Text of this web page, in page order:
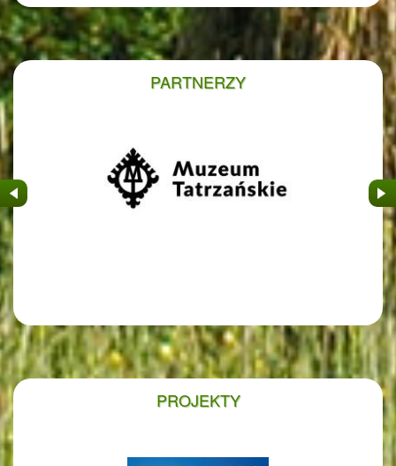
PARTNERZY
&nbsp
PROJEKTY